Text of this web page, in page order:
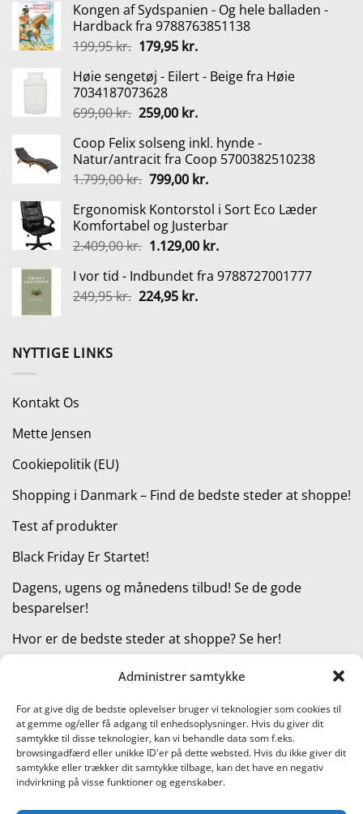
Administrer samtykke
For at give dig de bedste oplevelser bruger vi teknologier som cookies til
at gemme og/eller få adgang til enhedsoplysninger. Hvis du giver dit
samtykke til disse teknologier, kan vi behandle data som f.eks.
browsingadfærd eller unikke ID'er på dette websted. Hvis du ikke giver dit
samtykke eller trækker dit samtykke tilbage, kan det have en negativ
indvirkning på visse funktioner og egenskaber.
Kongen af Sydspanien - Og hele balladen -
Hardback fra 9788763851138
199,95kr. Den
pris
var:
199,95 kr..
179,95 kr.Den
pris
179,95 kr..
Høie sengetøj - Eilert - Beige fra Høie
7034187073628
699,00kr. Den
pris
var:
699,00 kr..
259,00 kr.Den
pris
er:
259,00 kr..
Coop Felix solseng inkl. hynde -
Natur/antracit fra Coop 5700382510238
1.799,00kr. Den
pris
var:
1.799,00 kr..
799,00 kr.Den
pris
er:
799,00 kr..
Ergonomisk Kontorstol i Sort Eco Læder
Komfortabel og Justerbar
2.409,00kr. Den
pris
var:
1.129,00 kr.Den
pris
I vor tid - Indbundet fra 9788727001777
249,95kr. Den
224,95 kr.Den
NYTTIGE LINKS
Kontakt Os
Mette Jensen
Cookiepolitik (EU)
Shopping i Danmark – Find de bedste steder at shoppe!
Test af produkter
Black Friday Er Startet!
Dagens, ugens og månedens tilbud! Se de gode
besparelser!
Hvor er de bedste steder at shoppe? Se her!
Kategorier
Læs vores guide til online shopping